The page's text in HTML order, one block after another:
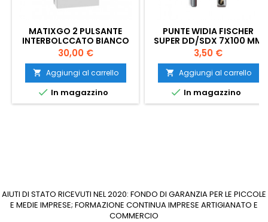
MATIXGO 2 PULSANTE
INTERBOLCCATO BIANCO
Prezzo
30,00 €
 Aggiungi al carrello
 In magazzino
PUNTE WIDIA FISCHER
SUPER DD/SDX 7X100 MM
Prezzo
3,50 €
 Aggiungi al carrello
 In magazzino
AIUTI DI STATO RICEVUTI NEL 2020: FONDO DI GARANZIA PER LE PICCOLE
E MEDIE IMPRESE; FORMAZIONE CONTINUA IMPRESE ARTIGIANATO E
COMMERCIO